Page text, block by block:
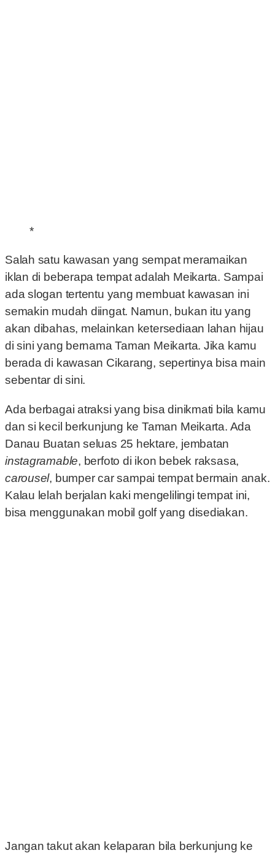
*
Salah satu kawasan yang sempat meramaikan
iklan di beberapa tempat adalah Meikarta. Sampai
ada slogan tertentu yang membuat kawasan ini
semakin mudah diingat. Namun, bukan itu yang
akan dibahas, melainkan ketersediaan lahan hijau
di sini yang bernama Taman Meikarta. Jika kamu
berada di kawasan Cikarang, sepertinya bisa main
sebentar di sini.
Ada berbagai atraksi yang bisa dinikmati bila kamu
dan si kecil berkunjung ke Taman Meikarta. Ada
Danau Buatan seluas 25 hektare, jembatan
instagramable, berfoto di ikon bebek raksasa,
carousel, bumper car sampai tempat bermain anak.
Kalau lelah berjalan kaki mengelilingi tempat ini,
bisa menggunakan mobil golf yang disediakan.
Jangan takut akan kelaparan bila berkunjung ke